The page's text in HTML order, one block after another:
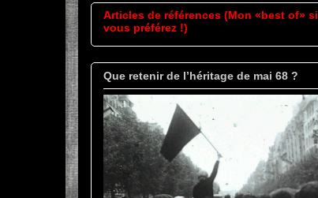
Articles de références (Mon «best of» si
vous préférez !)
Que retenir de l’héritage de mai 68 ?